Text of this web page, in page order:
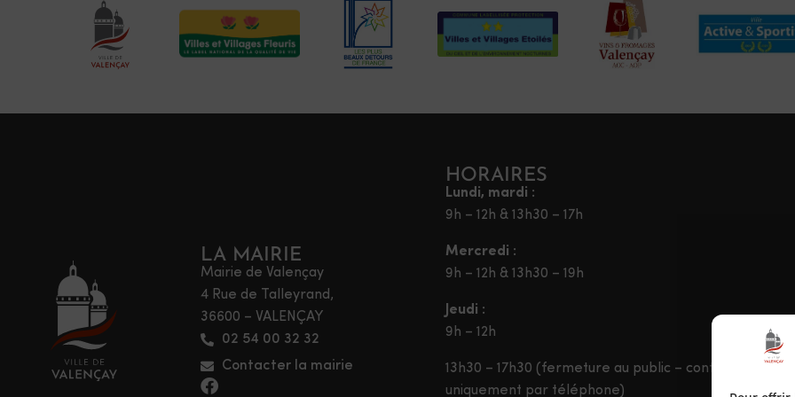
LA MAIRIE
Mairie de Valençay
4 Rue de Talleyrand,
36600 – VALENÇAY
02 54 00 32 32
Contacter la mairie
HORAIRES
Lundi, mardi :
9h – 12h & 13h30 – 17h
Mercredi :
9h – 12h & 13h30 – 19h
Jeudi :
9h – 12h
13h30 – 17h30 (fermeture au public – contact
uniquement par téléphone)